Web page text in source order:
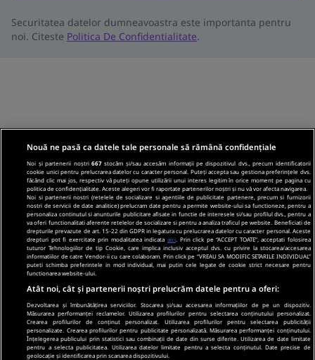
Securitatea datelor dumneavoastra este importanta pentru
noi. Citeste Politica De Confidentialitate.
Nouă ne pasă ca datele tale personale să rămână confidențiale
Noi și partenerii noștri667 stocăm și/sau accesăm informații pe dispozitivul dvs., precum identificatorii
cookie unici pentru prelucrarea datelor cu caracter personal. Puteți accepta sau gestiona preferințele dvs.
făcând clic mai jos, respectiv vă puteți opune utilizării unui interes legitim în orice moment pe pagina cu
politica de confidențialitate. Aceste alegeri vor fi raportate partenerilor noștri și nu vă vor afecta navigarea.
Noi si partenerii nostri (retelele de socializare si agentiile de publicitate partenere, precum si furnizorii
nostri de servicii de date analitice) prelucram date pentru a permite website-ului sa functioneze, pentru a
personaliza continutul si anunturile publicitare afisate in functie de interesele si/sau profilul dvs., pentru a
va oferi functionalitati aferente retelelor de socializare si pentru a analiza traficul pe website. Beneficiati de
drepturile prevazute de art. 15-22 din GDPR in legatura cu prelucrarea datelor cu caracter personal. Aceste
drepturi pot fi exercitate prin modalitatea indicata aici . Prin click pe “ACCEPT TOATE”, acceptati folosirea
tuturor Tehnologiilor de tip Cookie, care implica inclusiv acceptul dvs. cu privire la stocarea/accesarea
informatiilor de catre Vendor-ii cu care colaboram. Prin click pe “VREAU SA MODIFIC SETARILE INDIVIDUAL”
puteti schimba preferintele in mod individual, mai putin cele legate de cookie strict necesare pentru
functionarea website-ului.
Atât noi, cât și partenerii noștri prelucrăm datele pentru a oferi:
Dezvoltarea și îmbunătățirea serviciilor. Stocarea și/sau accesarea informațiilor de pe un dispozitiv.
Măsurarea performanței reclamelor. Utilizarea profilurilor pentru selectarea conținutului personalizat.
Crearea profilurilor de conținut personalizat. Utilizarea profilurilor pentru selectarea publicității
personalizate. Crearea profilurilor pentru publicitate personalizată. Măsurarea performanței conținutului.
Înțelegerea publicului prin statistici sau combinații de date din surse diferite. Utilizarea de date limitate
pentru a selecta publicitatea. Utilizarea datelor limitate pentru a selecta conținutul. Date precise de
geolocație și identificarea prin scanarea dispozitivului.